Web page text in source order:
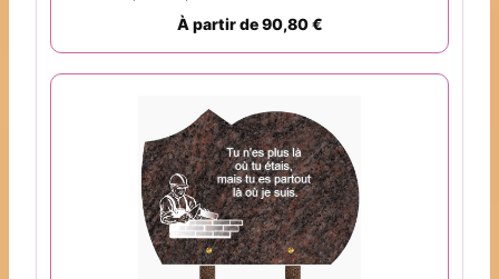
À partir de 90,80 €